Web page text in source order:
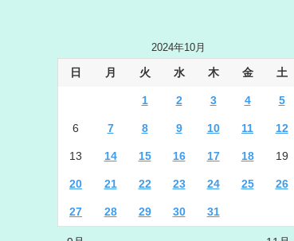
2024年10月
日 月 火 水 木 金 土
1 2 3 4 5
6 7 8 9 10 11 12
13 14 15 16 17 18 19
20 21 22 23 24 25 26
27 28 29 30 31